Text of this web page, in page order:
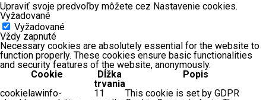
Upraviť svoje predvoľby môžete cez Nastavenie cookies.
Vyžadované
Vyžadované
Vždy zapnuté
Necessary cookies are absolutely essential for the website to
function properly. These cookies ensure basic functionalities
and security features of the website, anonymously.
Cookie
Dĺžka
trvania
Popis
cookielawinfo-
11
This cookie is set by GDPR